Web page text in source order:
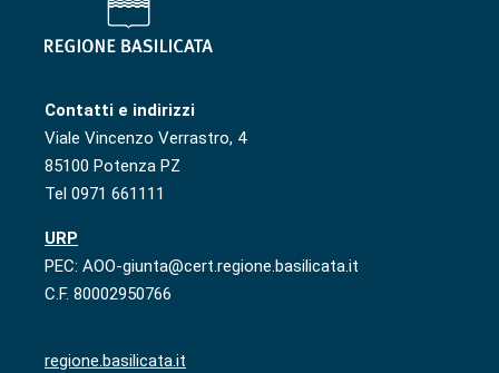
Contatti e indirizzi
Viale Vincenzo Verrastro, 4
85100 Potenza PZ
Tel 0971 661111
URP
PEC: AOO-giunta@cert.regione.basilicata.it
C.F. 80002950766
regione.basilicata.it